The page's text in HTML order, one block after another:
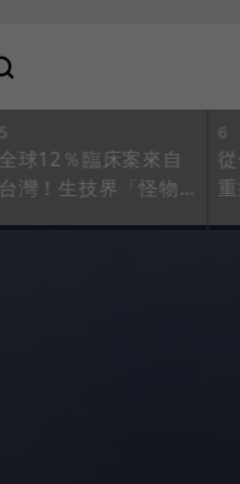
球12％臨床案來自
灣！生技界「怪物
6